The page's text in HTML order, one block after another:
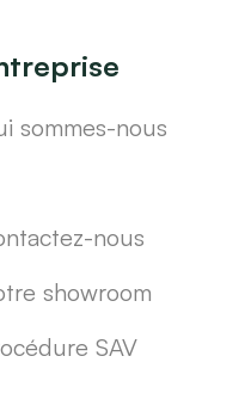
sommes-nous
nous
showroom
SAV